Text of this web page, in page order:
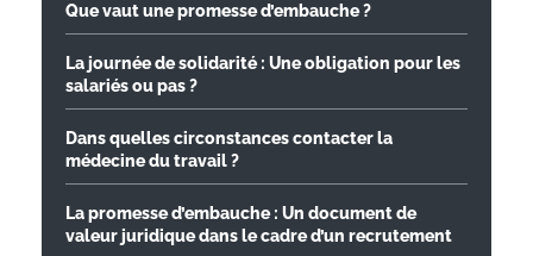
Que vaut une promesse d’embauche ?
La journée de solidarité : Une obligation pour les
salariés ou pas ?
Dans quelles circonstances contacter la
médecine du travail ?
La promesse d’embauche : Un document de
valeur juridique dans le cadre d’un recrutement